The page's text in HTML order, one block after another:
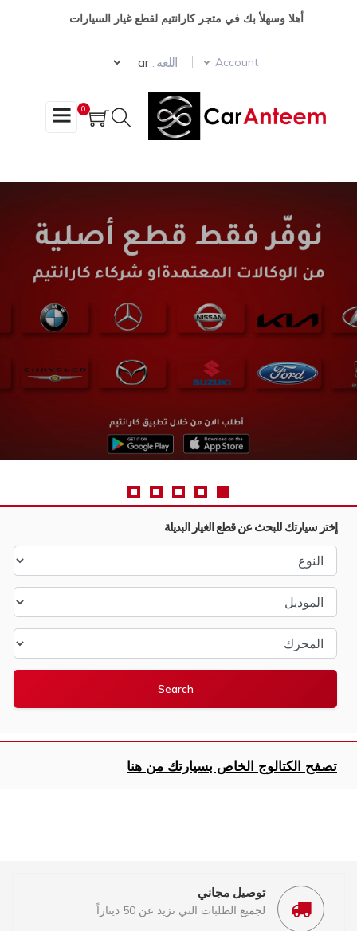
أهلا وسهلأ بك في متجر كارانتيم لقطع غيار السيارات
Account اللغه :
Select your language
إختر سيارتك للبحث عن قطع الغيار البديلة
الموديل
المحرك
تصفح الكتالوج الخاص بسيارتك من هنا
توصيل مجاني
لجميع الطلبات التي تزيد عن 50 ديناراً